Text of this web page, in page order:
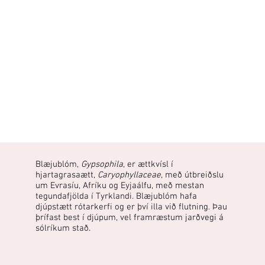
Blæjublóm, Gypsophila, er ættkvísl í
hjartagrasaætt, Caryophyllaceae, með útbreiðslu
um Evrasíu, Afríku og Eyjaálfu, með mestan
tegundafjölda í Tyrklandi. Blæjublóm hafa
djúpstætt rótarkerfi og er því illa við flutning. Þau
þrífast best í djúpum, vel framræstum jarðvegi á
sólríkum stað.